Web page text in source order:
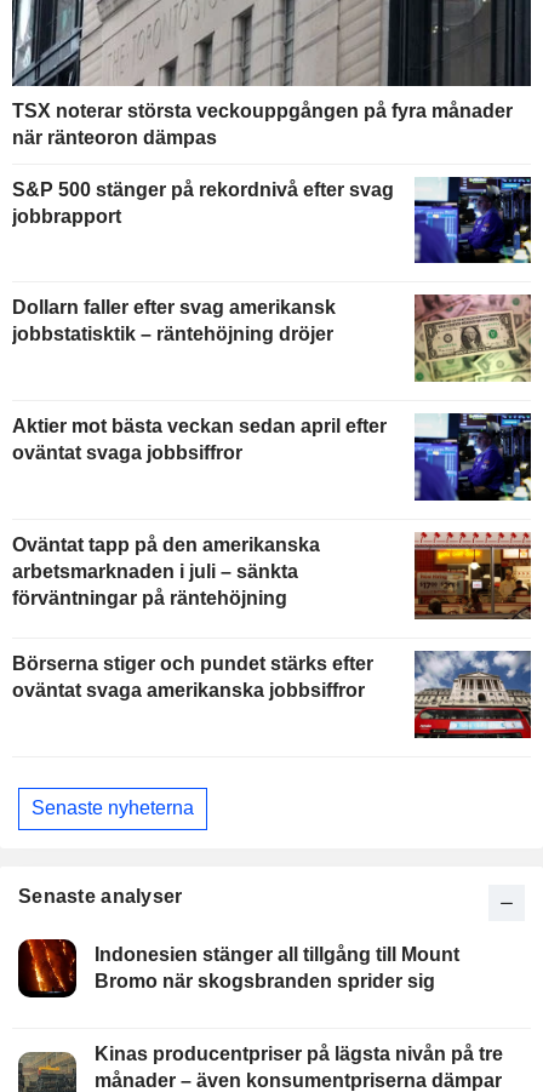
TSX noterar största veckouppgången på fyra månader
när ränteoron dämpas
S&P 500 stänger på rekordnivå efter svag
jobbrapport
Dollarn faller efter svag amerikansk
jobbstatisktik – räntehöjning dröjer
Aktier mot bästa veckan sedan april efter
oväntat svaga jobbsiffror
Oväntat tapp på den amerikanska
arbetsmarknaden i juli – sänkta
förväntningar på räntehöjning
Börserna stiger och pundet stärks efter
oväntat svaga amerikanska jobbsiffror
Senaste nyheterna
Senaste analyser
Indonesien stänger all tillgång till Mount
Bromo när skogsbranden sprider sig
Kinas producentpriser på lägsta nivån på tre
månader – även konsumentpriserna dämpar